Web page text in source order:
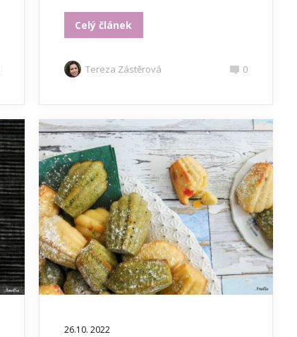
Celý článek
Tereza Zástěrová 0
26.10. 2022